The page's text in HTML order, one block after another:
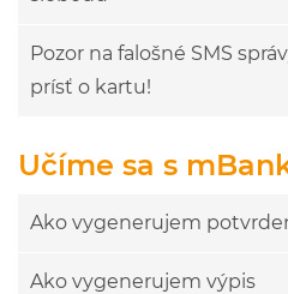
Pozor na falošné SMS
prísť o kartu!
Učíme sa s
Ako vygenerujem
Ako vygenerujem výpis